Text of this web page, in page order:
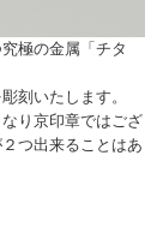
極の金属「チタ
刻いたします。
り京印章ではござ
つ出来ることはあ